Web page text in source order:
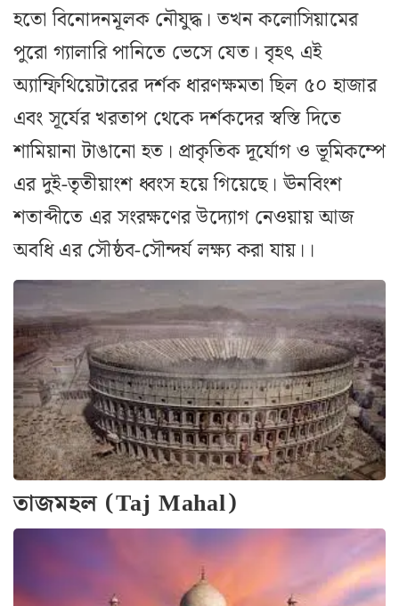
হতো বিনোদনমূলক নৌযুদ্ধ। তখন কলোসিয়ামের
পুরো গ্যালারি পানিতে ভেসে যেত। বৃহৎ এই
অ্যাম্ফিথিয়েটারের দর্শক ধারণক্ষমতা ছিল ৫০ হাজার
এবং সূর্যের খরতাপ থেকে দর্শকদের স্বস্তি দিতে
শামিয়ানা টাঙানো হত। প্রাকৃতিক দূর্যোগ ও ভূমিকম্পে
এর দুই-তৃতীয়াংশ ধ্বংস হয়ে গিয়েছে। ঊনবিংশ
শতাব্দীতে এর সংরক্ষণের উদ্যোগ নেওয়ায় আজ
অবধি এর সৌষ্ঠব-সৌন্দর্য লক্ষ্য করা যায়।।
তাজমহল (Taj Mahal)